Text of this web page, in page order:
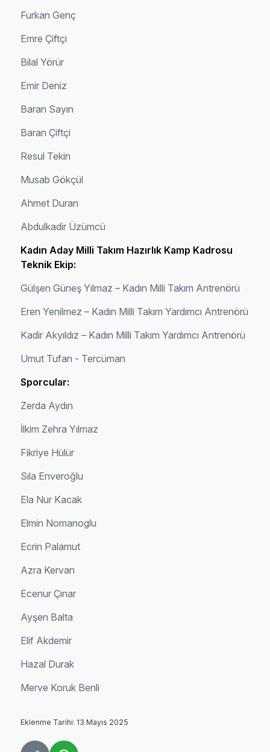
Furkan Genç
Emre Çiftçi
Bilal Yörür
Emir Deniz
Baran Sayın
Baran Çiftçi
Resul Tekin
Musab Gökçül
Ahmet Duran
Abdulkadir Üzümcü
Kadın Aday Milli Takım Hazırlık Kamp Kadrosu
Teknik Ekip:
Gülşen Güneş Yılmaz – Kadın Milli Takım Antrenörü
Eren Yenilmez – Kadın Milli Takım Yardımcı Antrenörü
Kadir Akyıldız – Kadın Milli Takım Yardımcı Antrenörü
Umut Tufan - Tercüman
Sporcular:
Zerda Aydın
İlkim Zehra Yılmaz
Fikriye Hülür
Sıla Enveroğlu
Ela Nur Kacak
Elmin Nomanoglu
Ecrin Palamut
Azra Kervan
Ecenur Çınar
Ayşen Balta
Elif Akdemir
Hazal Durak
Merve Koruk Benli
Eklenme Tarihi: 13 Mayıs 2025